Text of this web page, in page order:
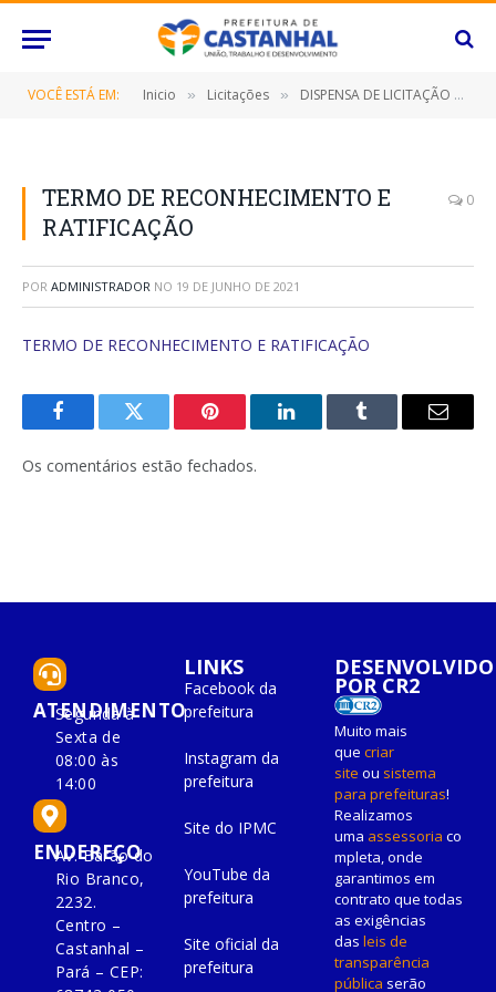
VOCÊ ESTÁ EM: Inicio » Licitações » DISPENSA DE LICITAÇÃO Nº 018/2021 (LOCAÇÃO DE IMÓVEL)
TERMO DE RECONHECIMENTO E
RATIFICAÇÃO
0
POR ADMINISTRADOR NO 19 DE JUNHO DE 2021
TERMO DE RECONHECIMENTO E RATIFICAÇÃO
FacebookTwitter Pinterest O
Tumblr
E-
Os comentários estão fechados.
ATENDIMENTO
Segunda à
Sexta de
08:00 às
14:00
ENDEREÇO
Av. Barão do
Rio Branco,
2232.
Centro –
Castanhal –
Pará – CEP:
LINKS
Facebook da
prefeitura
Instagram da
prefeitura
Site do IPMC
YouTube da
prefeitura
Site oficial da
prefeitura
DESENVOLVIDO
POR CR2
Muito mais
que criar
site ou sistema
para prefeituras!
Realizamos
uma assessoria co
mpleta, onde
garantimos em
contrato que todas
as exigências
das leis de
transparência
pública serão